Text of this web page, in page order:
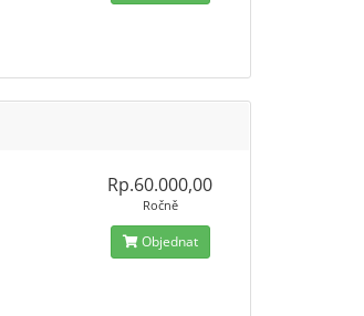
Rp.60.000,00
Ročně
Objednat